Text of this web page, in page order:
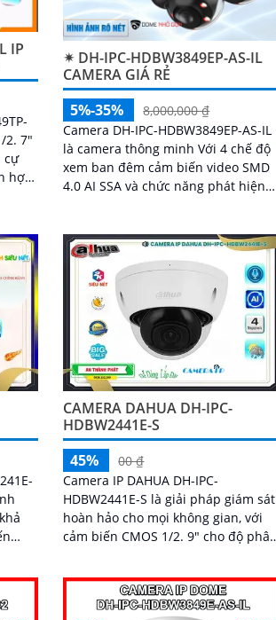
IP
2. 7"
cự
hợp
✴ DH-IPC-HDBW3849EP-AS-IL
CAMERA GIÁ RẺ
5%-35%
8,000,000 ₫
Camera DH-IPC-HDBW3849EP-AS-IL
là camera thông minh Với 4 chế độ
xem ban đêm cảm biến video SMD
4.0 AI SSA và chức năng phát hiện
hay doanh nghiệp của bạn
CAMERA DAHUA DH-IPC-
HDBW2441E-S
45%
00 ₫
Camera IP DAHUA DH-IPC-
HDBW2441E-S là giải pháp giám sát
hoàn hảo cho mọi không gian, với
cảm biến CMOS 1/2. 9" cho độ phân
hình ảnh rõ nét